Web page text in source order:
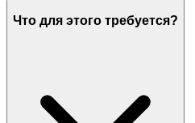
Что для этого требуется?